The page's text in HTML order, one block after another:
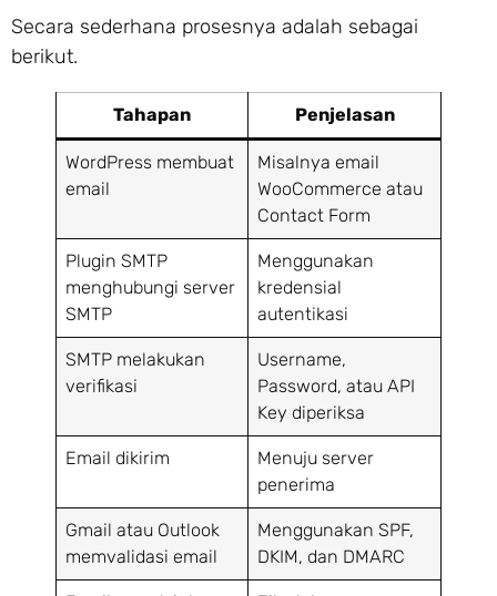
Secara sederhana prosesnya adalah sebagai
berikut.
Tahapan Penjelasan
WordPress membuat
email
Misalnya email
WooCommerce atau
Contact Form
Plugin SMTP
menghubungi server
SMTP
Menggunakan
kredensial
autentikasi
SMTP melakukan
verifikasi
Username,
Password, atau API
Key diperiksa
Email dikirim
Menuju server
penerima
Gmail atau Outlook
memvalidasi email
Menggunakan SPF,
DKIM, dan DMARC